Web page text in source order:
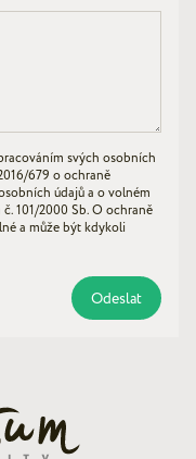
svých osobních
679 o ochraně
údajů a o volném
101/2000 Sb. O ochraně
a může být kdykoli